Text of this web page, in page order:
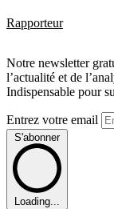
Rapporteur
Notre newsletter
l’actualité et de
Indispensable pour
Entrez votre email
S'abonner
Loading...